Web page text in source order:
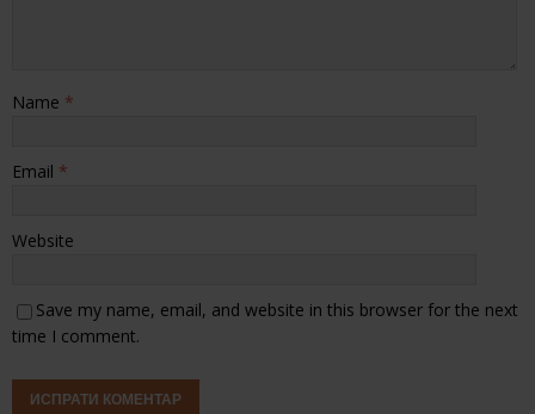
Name *
Email *
Website
Save my name, email, and website in this browser for the next
time I comment.